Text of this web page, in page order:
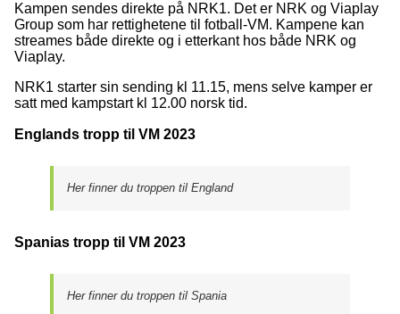
Kampen sendes direkte på NRK1. Det er NRK og Viaplay
Group som har rettighetene til fotball-VM. Kampene kan
streames både direkte og i etterkant hos både NRK og
Viaplay.
NRK1 starter sin sending kl 11.15, mens selve kamper er
satt med kampstart kl 12.00 norsk tid.
Englands tropp til VM 2023
Her finner du troppen til England
Spanias tropp til VM 2023
Her finner du troppen til Spania